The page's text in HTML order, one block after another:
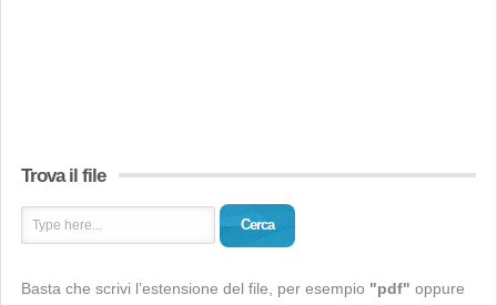
Trova il file
Cerca
Basta che scrivi l’estensione del file, per esempio "pdf" oppure